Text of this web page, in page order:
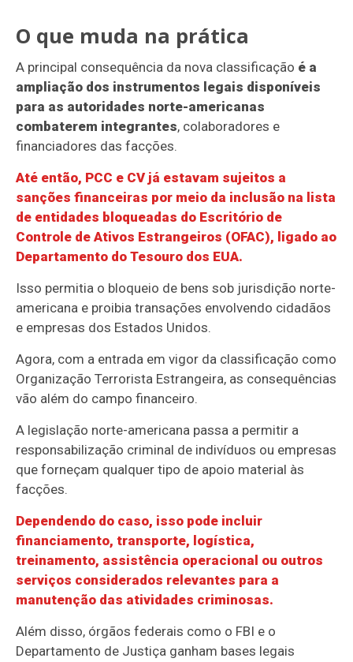
O que muda na prática
A principal consequência da nova classificação é a
ampliação dos instrumentos legais disponíveis
para as autoridades norte-americanas
combaterem integrantes, colaboradores e
financiadores das facções.
Até então, PCC e CV já estavam sujeitos a
sanções financeiras por meio da inclusão na lista
de entidades bloqueadas do Escritório de
Controle de Ativos Estrangeiros (OFAC), ligado ao
Departamento do Tesouro dos EUA.
Isso permitia o bloqueio de bens sob jurisdição norte-
americana e proibia transações envolvendo cidadãos
e empresas dos Estados Unidos.
Agora, com a entrada em vigor da classificação como
Organização Terrorista Estrangeira, as consequências
vão além do campo financeiro.
A legislação norte-americana passa a permitir a
responsabilização criminal de indivíduos ou empresas
que forneçam qualquer tipo de apoio material às
facções.
Dependendo do caso, isso pode incluir
financiamento, transporte, logística,
treinamento, assistência operacional ou outros
serviços considerados relevantes para a
manutenção das atividades criminosas.
Além disso, órgãos federais como o FBI e o
Departamento de Justiça ganham bases legais